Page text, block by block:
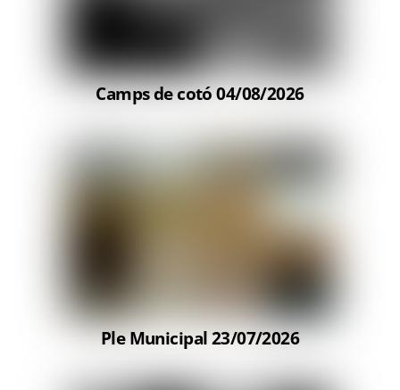
Camps de cotó 04/08/2026
Ple Municipal 23/07/2026